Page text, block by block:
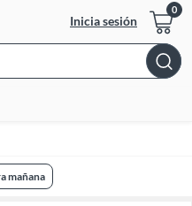
Inicia sesión
Bar
mañana